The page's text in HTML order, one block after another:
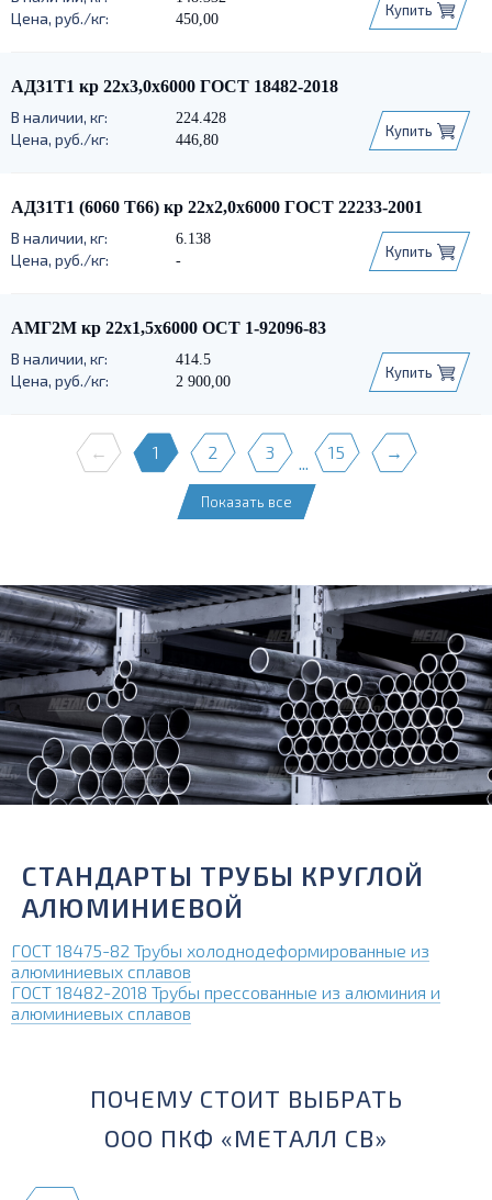
450,00
Купить
АД31Т1 кр 22х3,0х6000 ГОСТ 18482-2018
224.428
446,80
Купить
АД31Т1 (6060 Т66) кр 22х2,0х6000 ГОСТ 22233-2001
6.138
-
Купить
АМГ2М кр 22х1,5х6000 ОСТ 1-92096-83
414.5
2 900,00
Купить
← 1 2 3
...
15 →
Показать все
СТАНДАРТЫ ТРУБЫ КРУГЛОЙ
АЛЮМИНИЕВОЙ
ГОСТ 18475-82 Трубы холоднодеформированные из
алюминиевых сплавов
ГОСТ 18482-2018 Трубы прессованные из алюминия и
алюминиевых сплавов
ПОЧЕМУ СТОИТ ВЫБРАТЬ
ООО ПКФ «МЕТАЛЛ СВ»